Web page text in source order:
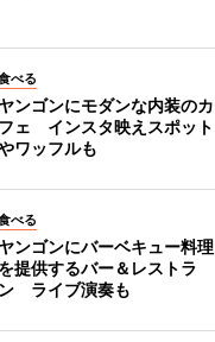
べる
ヤンゴンにモダンな内装のカ
フェ インスタ映えスポット
ワッフルも
べる
ヤンゴンにバーベキュー料理
を提供するバー＆レストラ
ン ライブ演奏も